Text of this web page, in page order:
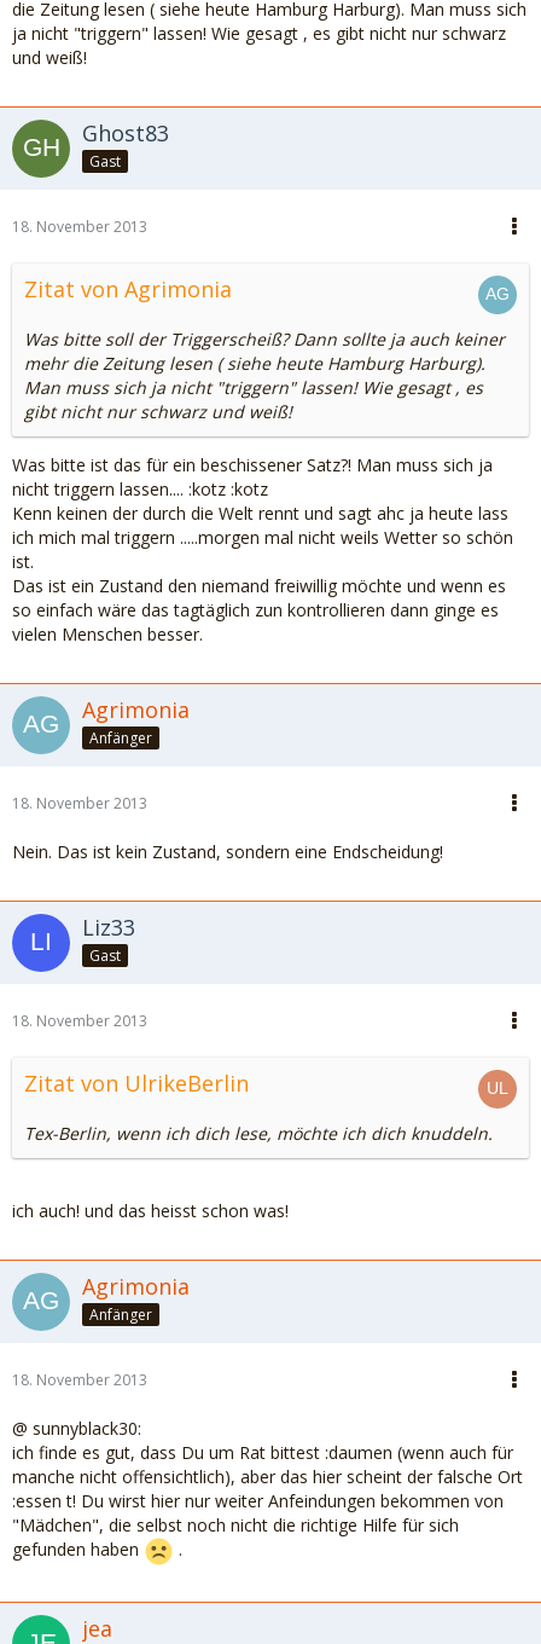
die Zeitung lesen ( siehe heute Hamburg Harburg). Man muss sich
ja nicht "triggern" lassen! Wie gesagt , es gibt nicht nur schwarz
und weiß!
Ghost83
Gast
18. November 2013
Zitat von Agrimonia
Was bitte soll der Triggerscheiß? Dann sollte ja auch keiner
mehr die Zeitung lesen ( siehe heute Hamburg Harburg).
Man muss sich ja nicht "triggern" lassen! Wie gesagt , es
gibt nicht nur schwarz und weiß!
Was bitte ist das für ein beschissener Satz?! Man muss sich ja
nicht triggern lassen.... :kotz :kotz
Kenn keinen der durch die Welt rennt und sagt ahc ja heute lass
ich mich mal triggern .....morgen mal nicht weils Wetter so schön
ist.
Das ist ein Zustand den niemand freiwillig möchte und wenn es
so einfach wäre das tagtäglich zun kontrollieren dann ginge es
vielen Menschen besser.
Agrimonia
Anfänger
18. November 2013
Nein. Das ist kein Zustand, sondern eine Endscheidung!
Liz33
Gast
18. November 2013
Zitat von UlrikeBerlin
Tex-Berlin, wenn ich dich lese, möchte ich dich knuddeln.
ich auch! und das heisst schon was!
Agrimonia
Anfänger
18. November 2013
@ sunnyblack30:
ich finde es gut, dass Du um Rat bittest :daumen (wenn auch für
manche nicht offensichtlich), aber das hier scheint der falsche Ort
:essen t! Du wirst hier nur weiter Anfeindungen bekommen von
"Mädchen", die selbst noch nicht die richtige Hilfe für sich
gefunden haben
.
jea